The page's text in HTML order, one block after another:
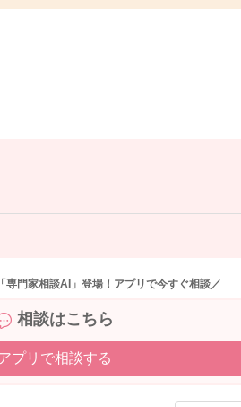
得られるとは言い難いため、家庭内に
なることは変わりありません。
める、コロナ対策同様一般的な感染予
専門家相談AI」登場！アプリで今すぐ相談／
相談はこちら
プリで相談する